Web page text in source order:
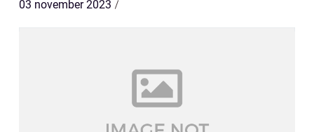
03 november 2023